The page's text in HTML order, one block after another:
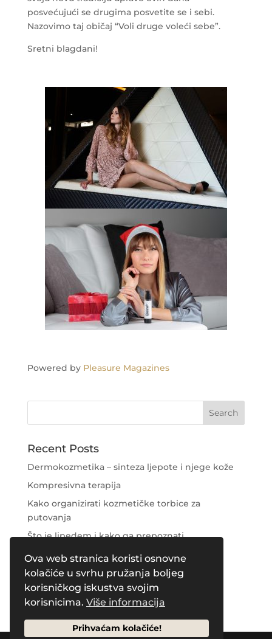
Ova web stranica koristi osnovne
kolačiće u svrhu pružanja boljeg
korisničkog iskustva svojim
korisnicima. Više informacija
Prihvaćam kolačiće!
posvećujući se drugima posvetite se i sebi.
Nazovimo taj običaj “Voli druge voleći sebe”.
Sretni blagdani!
Powered by Pleasure Magazines
Recent Posts
Dermokozmetika – sinteza ljepote i njege kože
Kompresivna terapija
Kako organizirati kozmetičke torbice za
putovanja
Što je lipedem i kako ga prepoznati
Njega područja oko očiju
Recent Comments